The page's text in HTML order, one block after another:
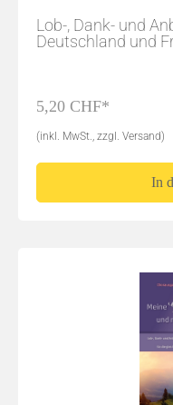
Lob-, Dank- und
Deutschland und
5,20 CHF*
(inkl. MwSt., zzgl. Versand)
In